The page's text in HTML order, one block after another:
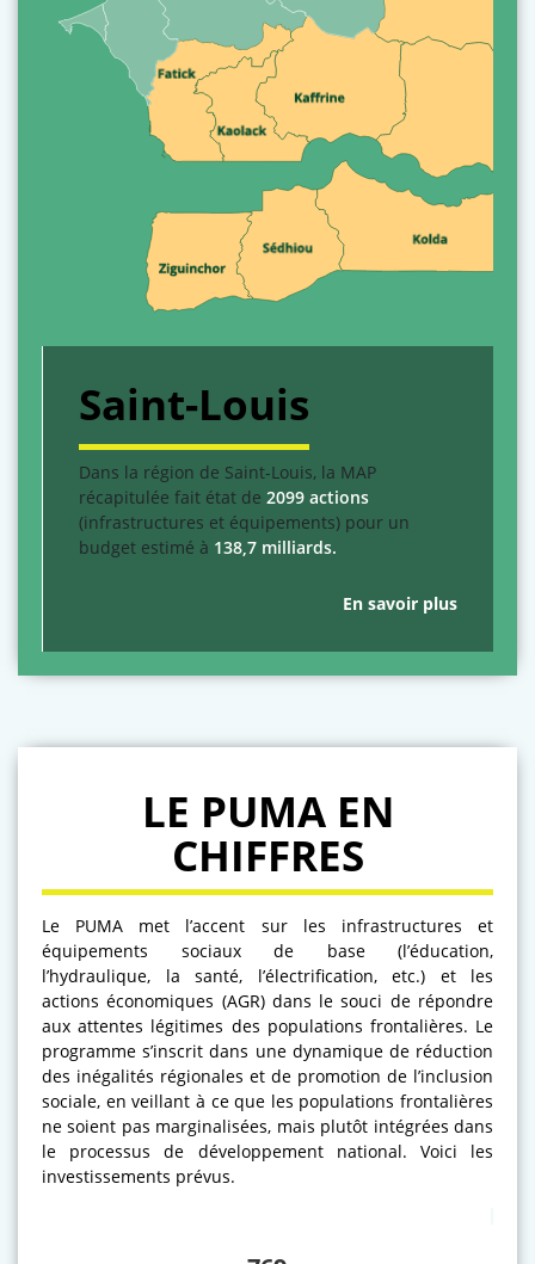
Saint-Louis
Dans la région de Saint-Louis, la MAP
récapitulée fait état de 2099 actions
(infrastructures et équipements) pour un
budget estimé à 138,7 milliards.
En savoir plus
LE PUMA EN
CHIFFRES
Le PUMA met l’accent sur les infrastructures et
équipements sociaux de base (l’éducation,
l’hydraulique, la santé, l’électrification, etc.) et les
actions économiques (AGR) dans le souci de répondre
aux attentes légitimes des populations frontalières. Le
programme s’inscrit dans une dynamique de réduction
des inégalités régionales et de promotion de l’inclusion
sociale, en veillant à ce que les populations frontalières
ne soient pas marginalisées, mais plutôt intégrées dans
le processus de développement national. Voici les
investissements prévus.